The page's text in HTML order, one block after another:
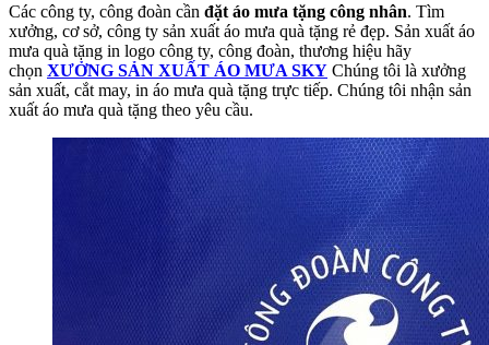
Các công ty, công đoàn cần đặt áo mưa tặng công nhân. Tìm
xưởng, cơ sở, công ty sản xuất áo mưa quà tặng rẻ đẹp. Sản xuất áo
mưa quà tặng in logo công ty, công đoàn, thương hiệu hãy
chọn XƯỞNG SẢN XUẤT ÁO MƯA SKY Chúng tôi là xưởng
sản xuất, cắt may, in áo mưa quà tặng trực tiếp. Chúng tôi nhận sản
xuất áo mưa quà tặng theo yêu cầu.